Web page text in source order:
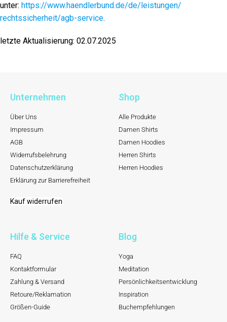
unter: https://www.haendlerbund.de/de/leistungen/
rechtssicherheit/agb-service.
letzte Aktualisierung: 02.07.2025
Unternehmen
Über Uns
Impressum
AGB
Widerrufsbelehrung
Datenschutzerklärung
Erklärung zur Barrierefreiheit
Kauf widerrufen
Shop
Alle Produkte
Damen Shirts
Damen Hoodies
Herren Shirts
Herren Hoodies
Hilfe & Service
FAQ
Kontaktformular
Zahlung & Versand
Retoure/Reklamation
Größen-Guide
Blog
Yoga
Meditation
Persönlichkeitsentwicklung
Inspiration
Buchempfehlungen